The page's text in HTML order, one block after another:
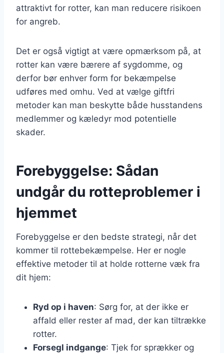
attraktivt for rotter, kan man reducere risikoen
for angreb.
Det er også vigtigt at være opmærksom på, at
rotter kan være bærere af sygdomme, og
derfor bør enhver form for bekæmpelse
udføres med omhu. Ved at vælge giftfri
metoder kan man beskytte både husstandens
medlemmer og kæledyr mod potentielle
skader.
Forebyggelse: Sådan
undgår du rotteproblemer i
hjemmet
Forebyggelse er den bedste strategi, når det
kommer til rottebekæmpelse. Her er nogle
effektive metoder til at holde rotterne væk fra
dit hjem:
Ryd op i haven: Sørg for, at der ikke er
affald eller rester af mad, der kan tiltrække
rotter.
Forsegl indgange: Tjek for sprækker og